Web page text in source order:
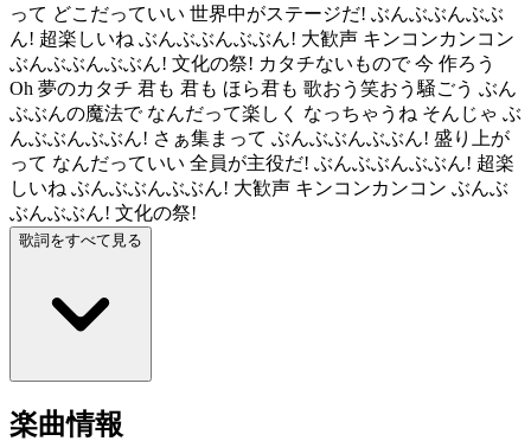
って どこだっていい 世界中がステージだ! ぶんぶぶんぶぶ
ん! 超楽しいね ぶんぶぶんぶぶん! 大歓声 キンコンカンコン
ぶんぶぶんぶぶん! 文化の祭! カタチないもので 今 作ろう
Oh 夢のカタチ 君も 君も ほら君も 歌おう笑おう騒ごう ぶん
ぶぶんの魔法で なんだって楽しく なっちゃうね そんじゃ ぶ
んぶぶんぶぶん! さぁ集まって ぶんぶぶんぶぶん! 盛り上が
って なんだっていい 全員が主役だ! ぶんぶぶんぶぶん! 超楽
しいね ぶんぶぶんぶぶん! 大歓声 キンコンカンコン ぶんぶ
ぶんぶぶん! 文化の祭!
歌詞をすべて見る
楽曲情報